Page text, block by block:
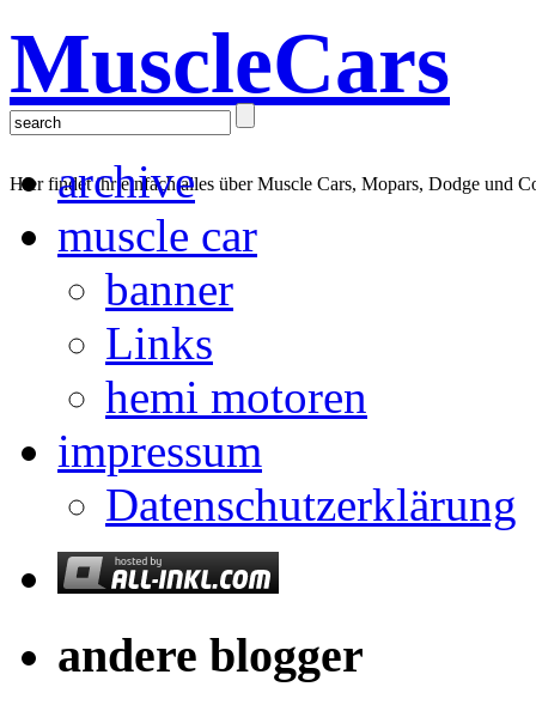
MuscleCars
Hier findet ihr einfach alles über Muscle Cars, Mopars, Dodge und
archive
muscle car
banner
Links
hemi motoren
impressum
Datenschutzerklärung
andere blogger